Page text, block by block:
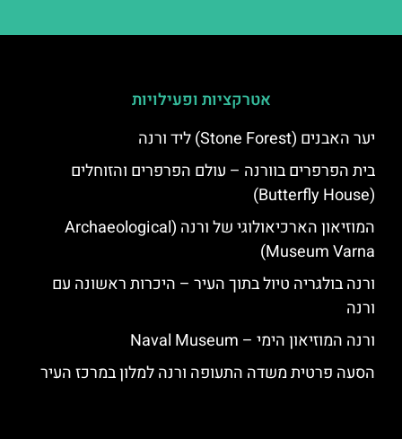
אטרקציות ופעילויות
יער האבנים (Stone Forest) ליד ורנה
בית הפרפרים בוורנה – עולם הפרפרים והזוחלים
(Butterfly House)
המוזיאון הארכיאולוגי של ורנה (Archaeological
Museum Varna)
ורנה בולגריה טיול בתוך העיר – היכרות ראשונה עם
ורנה
ורנה המוזיאון הימי – Naval Museum
הסעה פרטית משדה התעופה ורנה למלון במרכז העיר